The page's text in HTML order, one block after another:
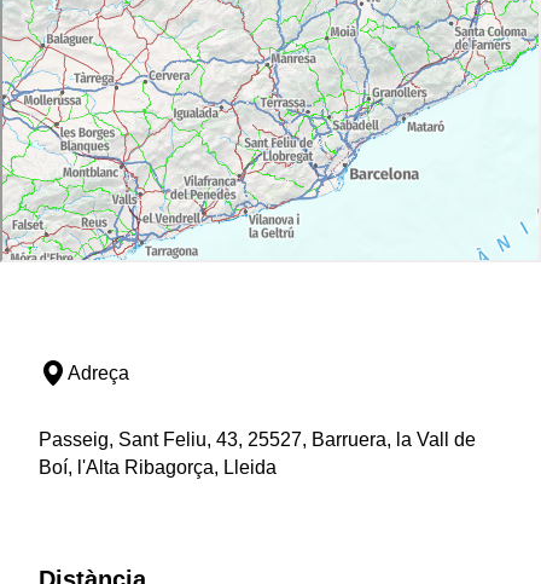
Adreça
Passeig, Sant Feliu, 43, 25527, Barruera, la Vall de
Boí, l'Alta Ribagorça, Lleida